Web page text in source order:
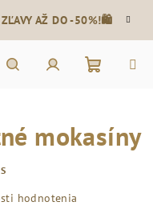
ZĽAVY AŽ DO -50%!🛍️
košík
mokasíny
hodnotenia